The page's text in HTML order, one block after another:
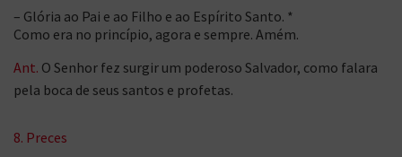
– Glória ao Pai e ao Filho e ao Espírito Santo. *
Como era no princípio, agora e sempre. Amém.
Ant. O Senhor fez surgir um poderoso Salvador, como falara
pela boca de seus santos e profetas.
8. Preces